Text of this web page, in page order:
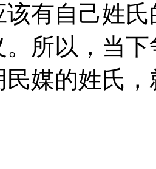
该有自己姓
。所以，当
媒的姓氏